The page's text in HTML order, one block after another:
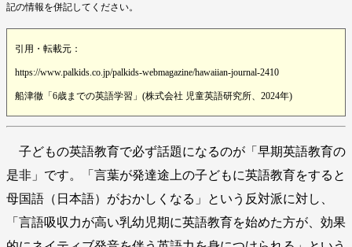
記の情報を併記してください。
引用・転載元：
https://www.palkids.co.jp/palkids-webmagazine/hawaiian-journal-2410
船津徹「6歳までの英語学習」(株式会社 児童英語研究所、2024年)
子どもの英語教育で必ず話題になるのが「早期英語教育の
是非」です。「言葉が発達途上の子どもに英語教育をすると
母国語（日本語）がおかしくなる」という反対派に対し、
「言語吸収力が高い乳幼児期に英語教育を始めた方が、効果